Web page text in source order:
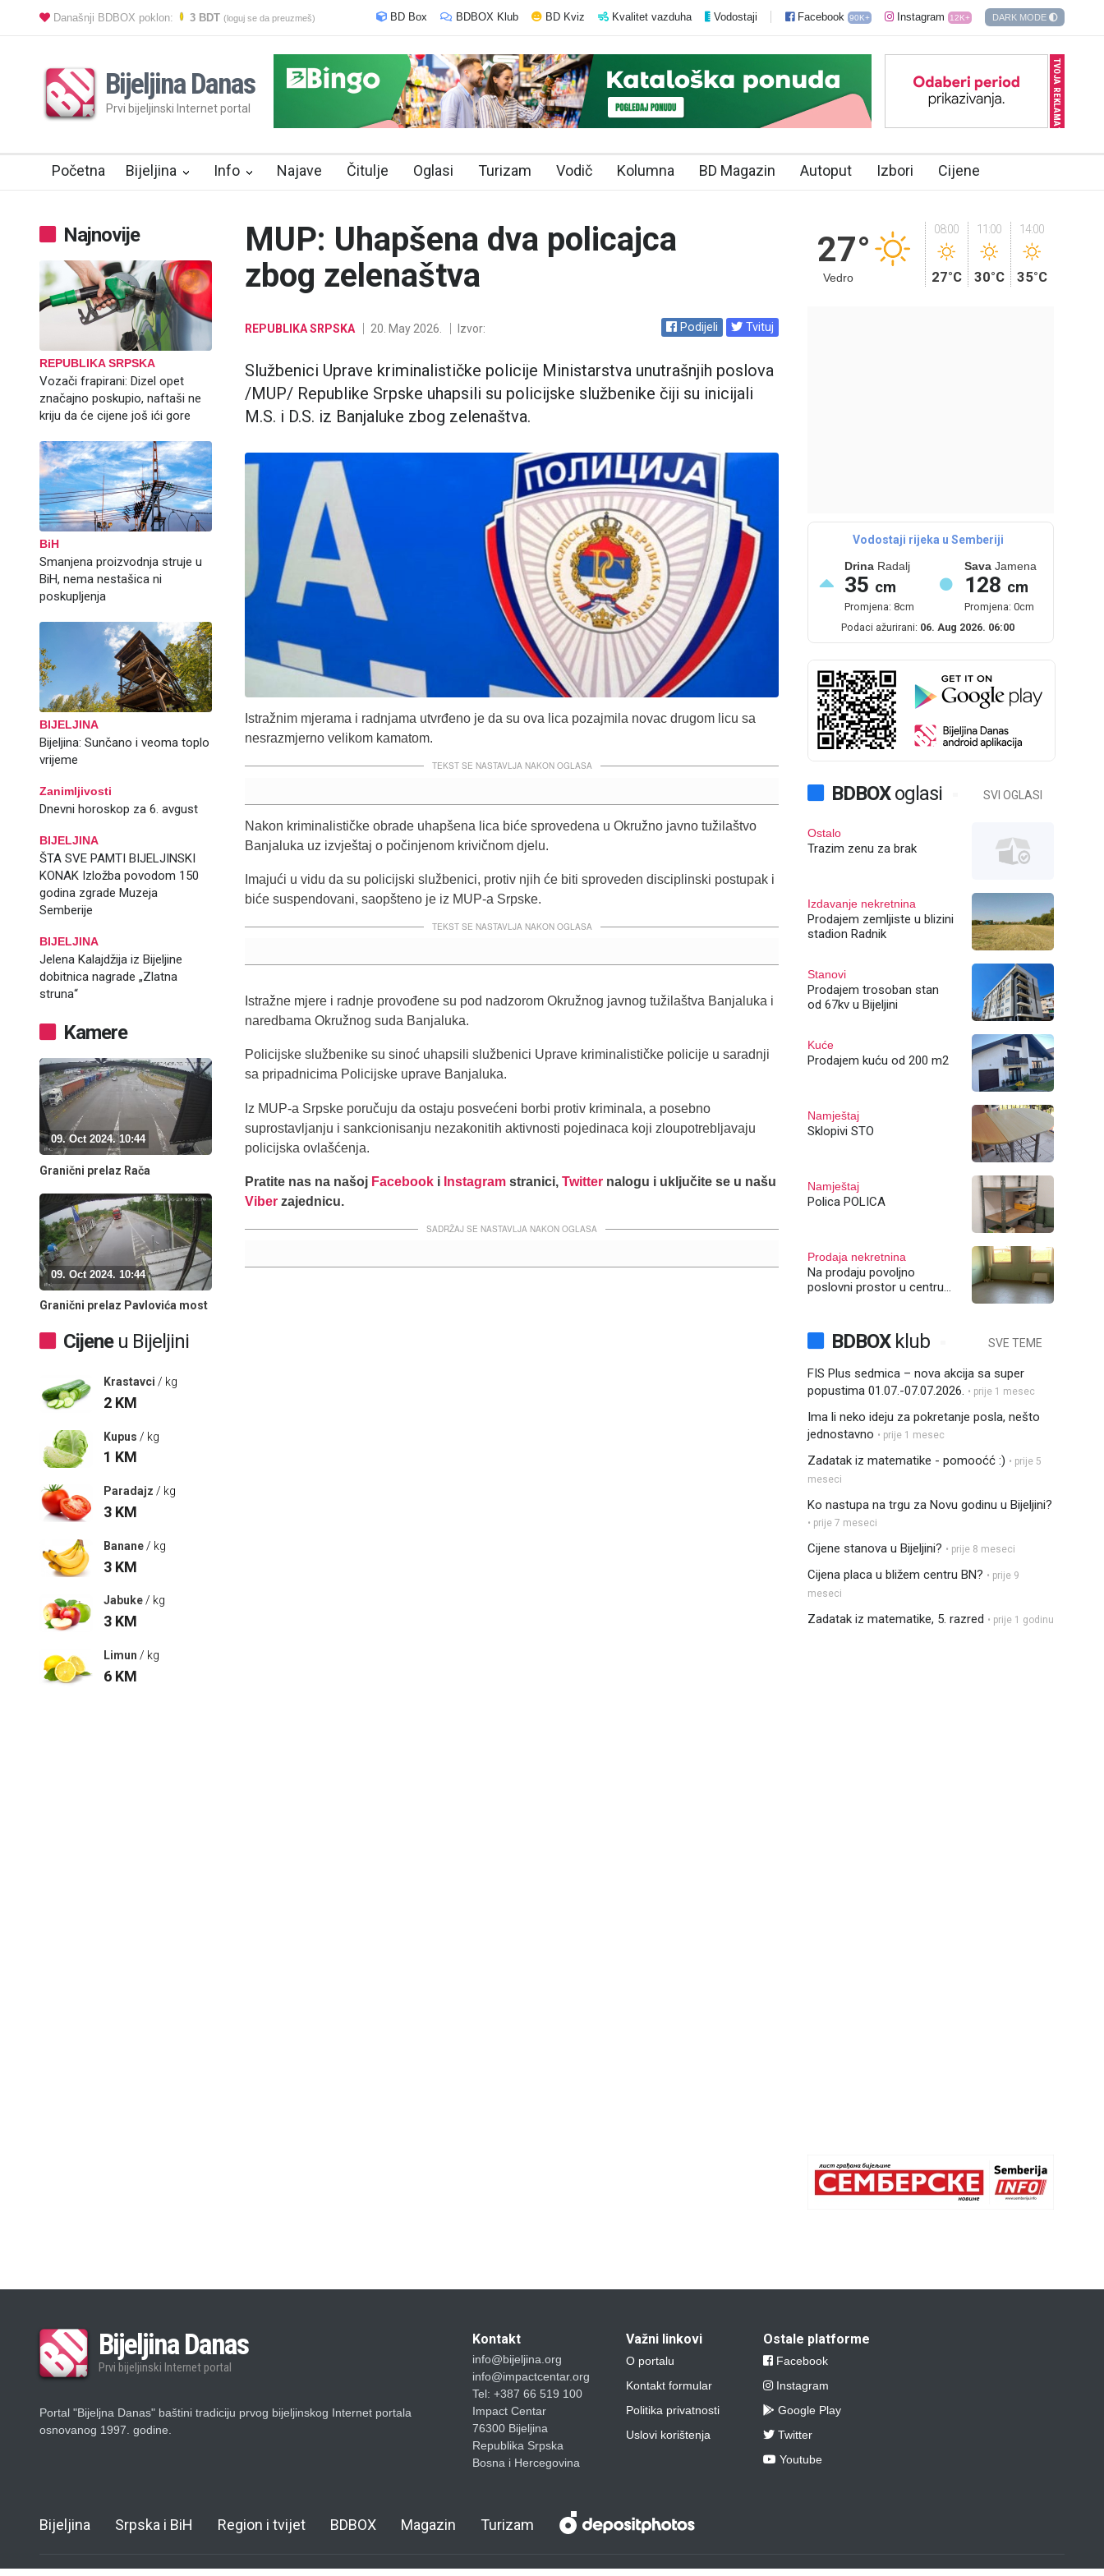
Današnji BDBOX poklon: 3 BDT (loguj se da preuzmeš) BD Box BDBOX Klub BD Kviz Kvalitet vazduha Vodostaji Facebook 90K+ Instagram 12K+ DARK MODE
Bijeljina Danas
Prvi bijeljinski Internet portal TVOJA REKLAMA?
Početna Bijeljina Info Najave Čitulje Oglasi Turizam Vodič Kolumna BD Magazin Autoput Izbori Cijene
Najnovije
REPUBLIKA SRPSKA
Vozači frapirani: Dizel opet
značajno poskupio, naftaši ne
kriju da će cijene još ići gore
BiH
Smanjena proizvodnja struje u
BiH, nema nestašica ni
poskupljenja
BIJELJINA
Bijeljina: Sunčano i veoma toplo
vrijeme
Zanimljivosti
Dnevni horoskop za 6. avgust
BIJELJINA
ŠTA SVE PAMTI BIJELJINSKI
KONAK Izložba povodom 150
godina zgrade Muzeja
Semberije
BIJELJINA
Jelena Kalajdžija iz Bijeljine
dobitnica nagrade „Zlatna
struna“
Kamere
09. Oct 2024. 10:44
Granični prelaz Rača
09. Oct 2024. 10:44
Granični prelaz Pavlovića most
Cijeneu Bijeljini
Krastavci / kg
2 KM
Kupus / kg
1 KM
Paradajz / kg
3 KM
Banane / kg
3 KM
Jabuke/ kg
3 KM
Limun / kg
6 KM
MUP: Uhapšena dva policajca
zbog zelenaštva
REPUBLIKA SRPSKA 20. May 2026. Izvor: Podijeli Tvituj
Službenici Uprave kriminalističke policije Ministarstva unutrašnjih poslova
/MUP/ Republike Srpske uhapsili su policijske službenike čiji su inicijali
M.S. i D.S. iz Banjaluke zbog zelenaštva.
Istražnim mjerama i radnjama utvrđeno je da su ova lica pozajmila novac drugom licu sa
nesrazmjerno velikom kamatom.
TEKST SE NASTAVLJA NAKON OGLASA
Nakon kriminalističke obrade uhapšena lica biće sprovedena u Okružno javno tužilaštvo
Banjaluka uz izvještaj o počinjenom krivičnom djelu.
Imajući u vidu da su policijski službenici, protiv njih će biti sproveden disciplinski postupak i
biće suspendovani, saopšteno je iz MUP-a Srpske.
TEKST SE NASTAVLJA NAKON OGLASA
Istražne mjere i radnje provođene su pod nadzorom Okružnog javnog tužilaštva Banjaluka i
naredbama Okružnog suda Banjaluka.
Policijske službenike su sinoć uhapsili službenici Uprave kriminalističke policije u saradnji
sa pripadnicima Policijske uprave Banjaluka.
Iz MUP-a Srpske poručuju da ostaju posvećeni borbi protiv kriminala, a posebno
suprostavljanju i sankcionisanju nezakonitih aktivnosti pojedinaca koji zloupotrebljavaju
policijska ovlašćenja.
Pratite nas na našoj Facebook i Instagram stranici, Twitter nalogu i uključite se u našu
Viber zajednicu.
SADRŽAJ SE NASTAVLJA NAKON OGLASA
27° 08:00
27°C
11:00
30°C
14:00
35°C
Vedro
Vodostaji rijeka u Semberiji
Drina Radalj
35 cm
Promjena: 8cm
SavaJamena
128 cm
Promjena: 0cm
Podaci ažurirani: 06. Aug 2026. 06:00
BDBOXoglasi SVI OGLASI
Ostalo
Trazim zenu za brak
Izdavanje nekretnina
Prodajem zemljiste u blizini
stadion Radnik
Stanovi
Prodajem trosoban stan
od 67kv u Bijeljini
Kuće
Prodajem kuću od 200 m2
Namještaj
Sklopivi STO
Namještaj
Polica POLICA
Prodaja nekretnina
Na prodaju povoljno
poslovni prostor u centru
BDBOXklub SVE TEME
FIS Plus sedmica – nova akcija sa super
popustima 01.07.-07.07.2026. • prije 1 mesec
Ima li neko ideju za pokretanje posla, nešto
jednostavno • prije 1 mesec
Zadatak iz matematike - pomooćć :) • prije 5
meseci
Ko nastupa na trgu za Novu godinu u Bijeljini?
• prije 7 meseci
Cijene stanova u Bijeljini? • prije 8 meseci
Cijena placa u bližem centru BN? • prije 9
meseci
Zadatak iz matematike, 5. razred • prije 1 godinu
Bijeljina Danas
Prvi bijeljinski Internet portal
Portal "Bijeljna Danas" baštini tradiciju prvog bijeljinskog Internet portala
osnovanog 1997. godine.
Kontakt
info@bijeljina.org
info@impactcentar.org
Tel: +387 66 519 100
Impact Centar
76300 Bijeljina
Republika Srpska
Bosna i Hercegovina
Važni linkovi
O portalu
Kontakt formular
Politika privatnosti
Uslovi korištenja
Ostale platforme
Facebook
Instagram
Google Play
Twitter
Youtube
Bijeljina Srpska i BiH Region i tvijet BDBOX Magazin Turizam